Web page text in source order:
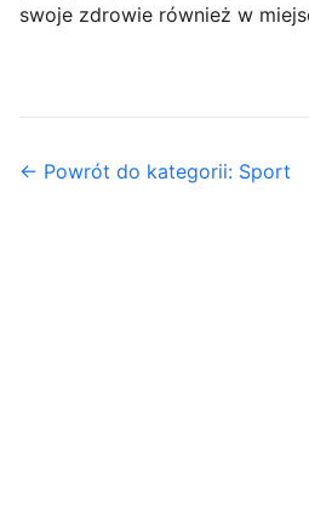
swoje zdrowie również w
← Powrót do kategorii: Sport